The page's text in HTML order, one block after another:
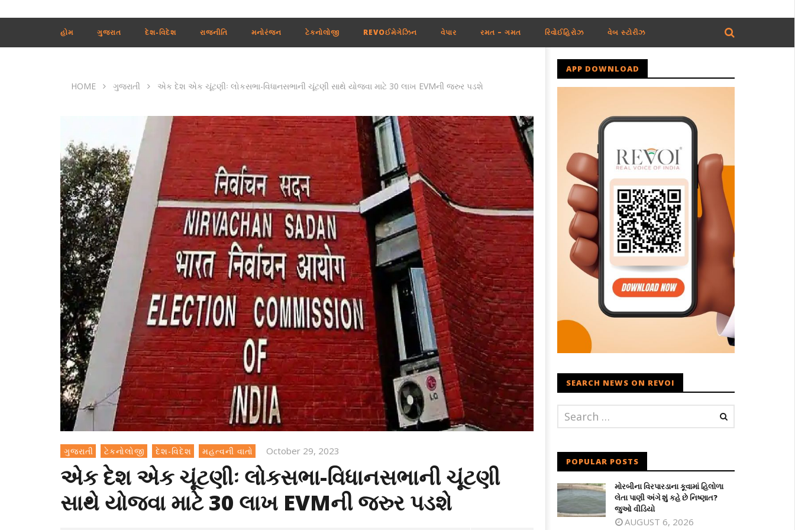
હોમ ગુજરાત દેશ-વિદેશ રાજનીતિ મનોરંજન ટેકનોલોજી REVOઈમેગેઝિન વેપાર રમત – ગમત રિવોઈહિરોઝ વેબ સ્ટોરીઝ
HOME ગુજરાતી એક દેશ એક ચૂંટણીઃ લોકસભા-વિધાનસભાની ચૂંટણી સાથે યોજવા માટે 30 લાખ EVMની જરુર પડશે
ગુજરાતી ટેકનોલોજી દેશ-વિદેશ મહત્વની વાતો October 29, 2023
એક દેશ એક ચૂંટણીઃ લોકસભા-વિધાનસભાની ચૂંટણી
સાથે યોજવા માટે 30 લાખ EVMની જરુર પડશે
APP DOWNLOAD
SEARCH NEWS ON REVOI
POPULAR POSTS
મોરબીના વિરપારડાના કૂવામાં હિલોળા
લેતા પાણી અંગે શું કહે છે નિષ્ણાત?
જુઓ વીડિયો
AUGUST 6, 2026